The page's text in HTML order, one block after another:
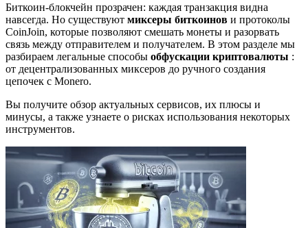
Биткоин-блокчейн прозрачен: каждая транзакция видна
навсегда. Но существуют миксеры биткоинов и протоколы
CoinJoin, которые позволяют смешать монеты и разорвать
связь между отправителем и получателем. В этом разделе мы
разбираем легальные способы обфускации криптовалюты :
от децентрализованных миксеров до ручного создания
цепочек с Monero.
Вы получите обзор актуальных сервисов, их плюсы и
минусы, а также узнаете о рисках использования некоторых
инструментов.